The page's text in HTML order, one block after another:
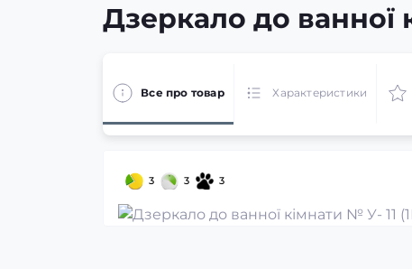
Дзеркало до ванної
Все про товар Характеристики
3 3 3